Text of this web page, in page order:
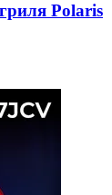
Polaris